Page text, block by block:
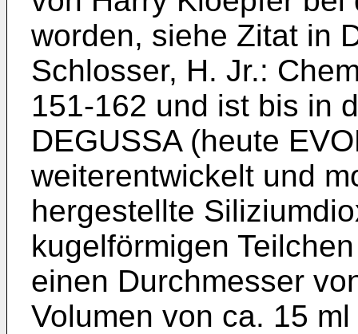
worden, siehe Zitat in
Schlosser, H. Jr.:
151-162 und ist bis in
DEGUSSA (heute
weiterentwickelt und
hergestellte
kugelförmigen
einen Durchmesser
Volumen von ca. 15